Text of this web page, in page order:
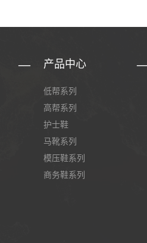
产品中心
低帮系列
高帮系列
护士鞋
马靴系列
模压鞋系列
商务鞋系列